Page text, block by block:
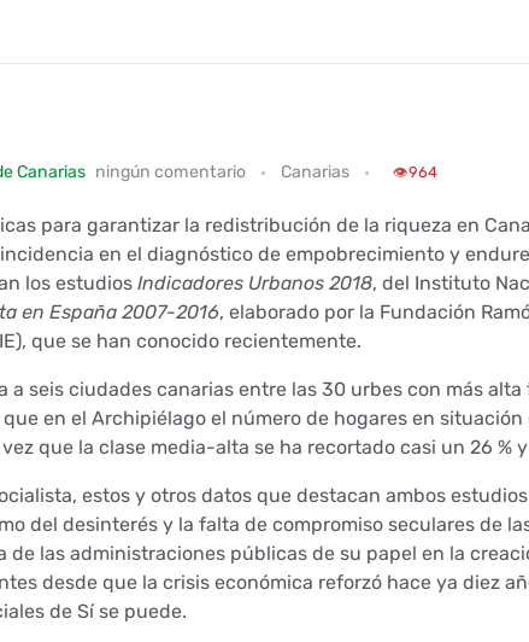
Canarias ningún comentario Canarias 👁️964
para garantizar la redistribución de la riqueza en
en el diagnóstico de empobrecimiento y
los estudios Indicadores Urbanos 2018, del Instituto
en España 2007-2016, elaborado por la Fundación
que se han conocido recientemente.
a seis ciudades canarias entre las 30 urbes con más
en el Archipiélago el número de hogares en
que la clase media-alta se ha recortado casi un 26 %
estos y otros datos que destacan ambos
del desinterés y la falta de compromiso seculares de
de las administraciones públicas de su papel en la
desde que la crisis económica reforzó hace ya diez
de Sí se puede.